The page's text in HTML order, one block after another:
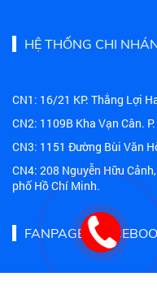
HỆ THỐNG CHI
CN1: 16/21 KP. Thắng Lợi
CN2: 1109B Kha Vạn Cân.
CN3: 1151 Đường Bùi Văn
CN4: 208 Nguyễn Hữu
phố Hồ Chí Minh.
FANPAGE -